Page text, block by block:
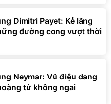
Dimitri Payet: Kẻ lãng
đường cong vượt thời
Neymar: Vũ điệu dang
tử không ngai